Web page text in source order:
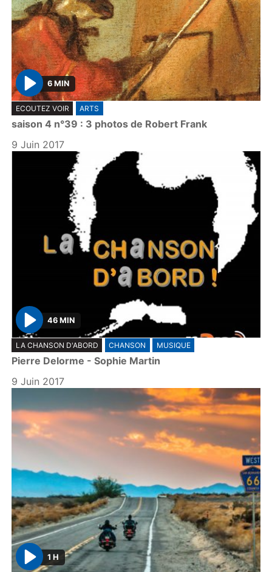
P
l
a
y
6 MIN
ECOUTEZ VOIR ARTS
saison 4 n°39 : 3 photos de Robert Frank
9 Juin 2017
P
l
a
y
46 MIN
LA CHANSON D'ABORD CHANSON MUSIQUE
Pierre Delorme - Sophie Martin
9 Juin 2017
1 H